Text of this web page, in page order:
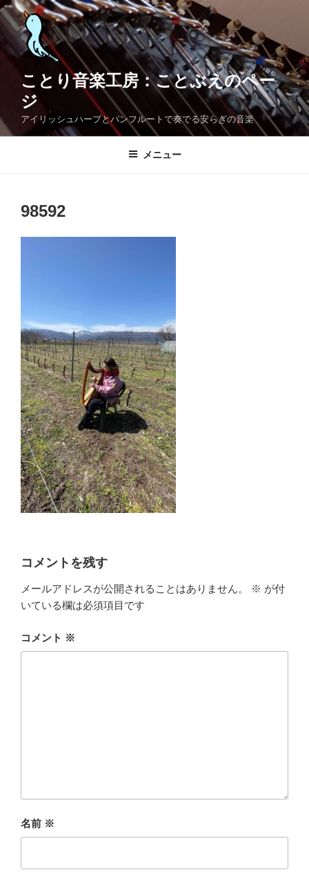
コ
ン
テ
キ
ッ
ことり音楽工房：ことぶえのペー
ジ
アイリッシュハープとパンフルートで奏でる安らぎの音楽
メニュー
98592
コメントを残す
メールアドレスが公開されることはありません。 ※ が付
いている欄は必須項目です
コメント ※
名前 ※